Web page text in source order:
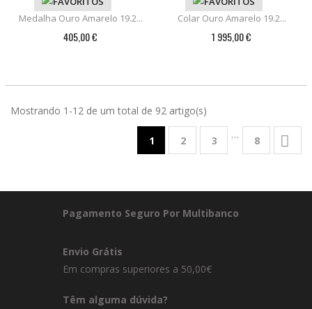
Medalha Ouro Amarelo 19.2...
405,00 €
Colar Ouro Amarelo 19.2...
1 995,00 €
Mostrando 1-12 de um total de 92 artigo(s)
1 2 3 … 8 
Pagamento Seguro Por Multibanco
Envio Grátis
Em compras superiores a 50,00€
Têm alguma dúvida?